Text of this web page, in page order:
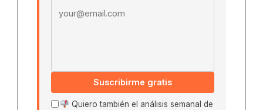
Suscribirme gratis
Quiero también el análisis semanal de